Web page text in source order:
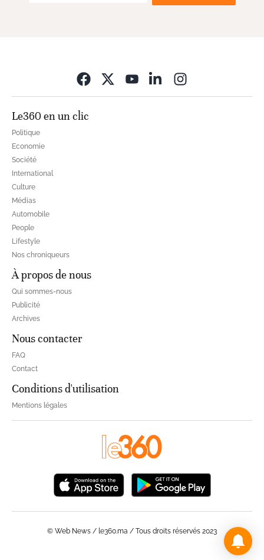
Le360 en un clic
Politique
Economie
Société
International
Culture
Médias
Automobile
People
Lifestyle
Nos chroniqueurs
À propos de nous
Qui sommes-nous
Publicité
Archives
Nous contacter
FAQ
Contact
Conditions d'utilisation
Mentions légales
© Web News / le360.ma / Tous droits réservés 2023